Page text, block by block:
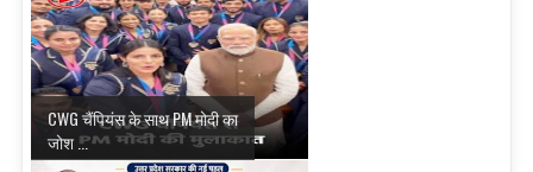
CWG चैंपियंस के साथ PM मोदी का
जोश ...